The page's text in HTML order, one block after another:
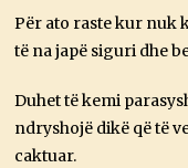
Për ato raste kur nuk
të na japë siguri dhe
Duhet të kemi
ndryshojë dikë që të
caktuar.